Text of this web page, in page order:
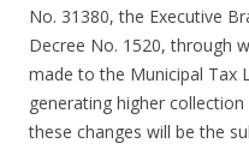
No. 31380, the Executive
Decree No. 1520, through
made to the Municipal Tax
generating higher
these changes will be the